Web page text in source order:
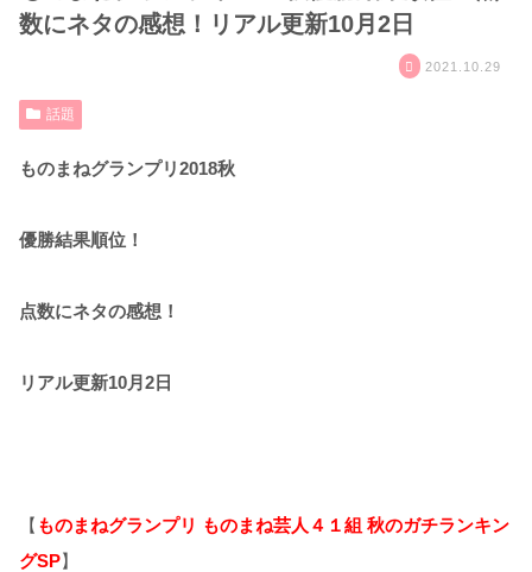
数にネタの感想！リアル更新10月2日
2021.10.29
話題
ものまねグランプリ2018秋
優勝結果順位！
点数にネタの感想！
リアル更新10月2日
【 ものまねグランプリ ものまね芸人４１組 秋のガチランキン
グSP】